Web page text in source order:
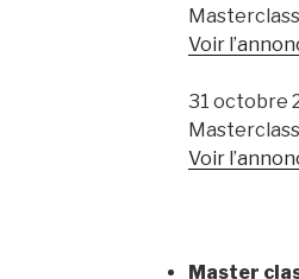
Voir
31 octobre
Voir
Master